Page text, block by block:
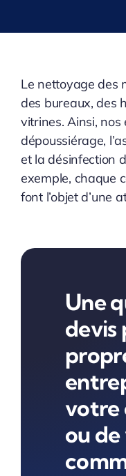
Le nettoyage des
des bureaux, des
vitrines. Ainsi, nos
dépoussiérage,
et la désinfection
exemple, chaque
font l’objet d’une
Une
devis
votre
ou de